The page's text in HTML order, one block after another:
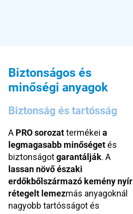
Biztonságos és
minőségi anyagok
Biztonság és tartósság
A PRO sorozattermékei a
legmagasabb minőségetés
biztonságotgarantálják. A
lassan növőészaki
erdőkből származó kemény nyír
rétegelt lemezmás anyagoknál
nagyobb tartósságot és